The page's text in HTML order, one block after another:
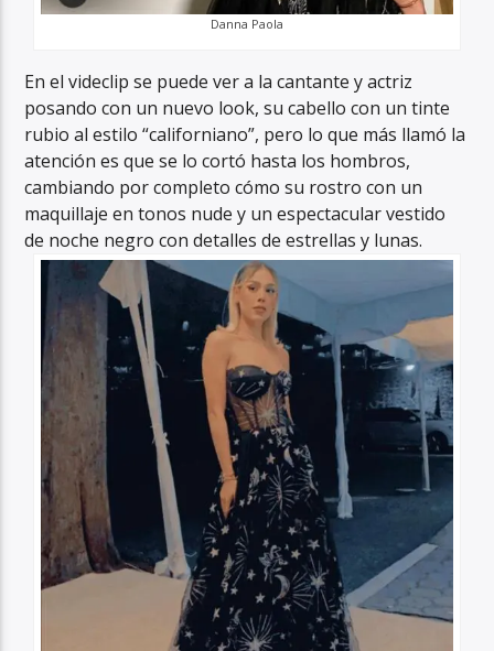
Danna Paola
​En el videclip se puede ver a la cantante y actriz
posando con un nuevo look, su cabello con un tinte
rubio al estilo “californiano”, pero lo que más llamó la
atención es que se lo cortó hasta los hombros,
cambiando por completo cómo su rostro con un
maquillaje en tonos nude y un espectacular vestido
de noche negro con detalles de estrellas y lunas.